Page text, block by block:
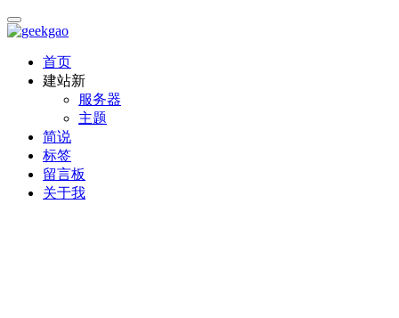
首页
建站新
服务器
主题
简说
标签
留言板
关于我